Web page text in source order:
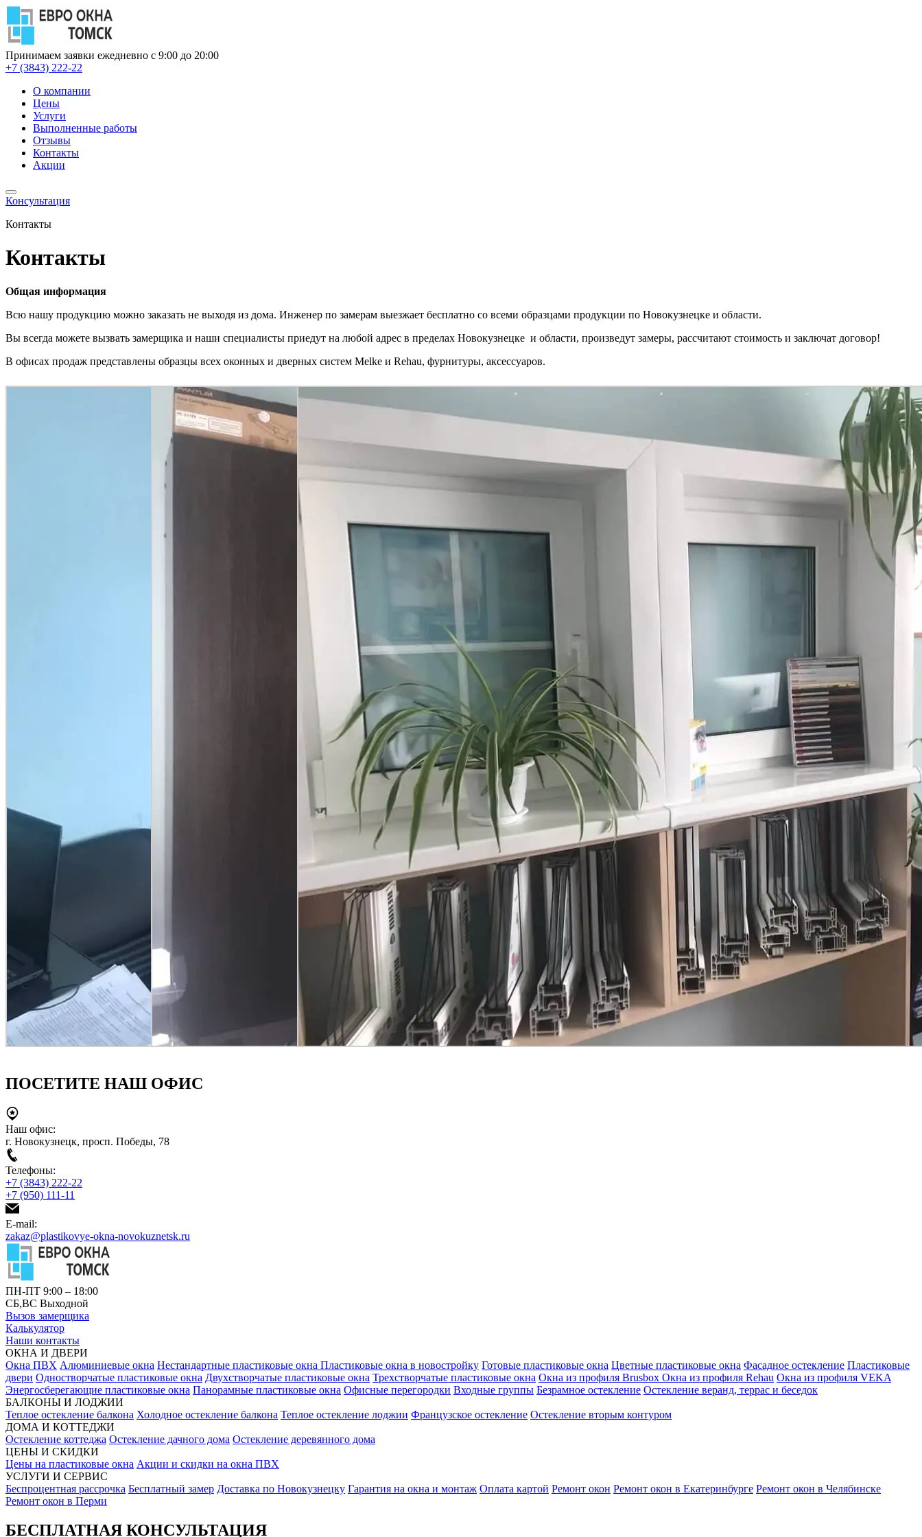
Принимаем заявки ежедневно с 9:00 до 20:00
+7 (3843) 222-22
О компании
Цены
Услуги
Выполненные работы
Отзывы
Контакты
Акции
Консультация
Контакты
Контакты
Общая информация
Всю нашу продукцию можно заказать не выходя из дома. Инженер по замерам выезжает бесплатно со всеми образцами продукции по Новокузнецке и области.
Вы всегда можете вызвать замерщика и наши специалисты приедут на любой адрес в пределах Новокузнецке и области, произведут замеры, рассчитают стоимость и заключат договор!
В офисах продаж представлены образцы всех оконных и дверных систем Melke и Rehau, фурнитуры, аксессуаров.
ПОСЕТИТЕ НАШ ОФИС
Наш офис:
г. Новокузнецк, просп. Победы, 78
Телефоны:
+7 (3843) 222-22
+7 (950) 111-11
E-mail:
zakaz@plastikovye-okna-novokuznetsk.ru
ПН-ПТ 9:00 – 18:00
СБ,ВС Выходной
Вызов замерщика
Калькулятор
Наши контакты
ОКНА И ДВЕРИ
Окна ПВХ Алюминиевые окна Нестандартные пластиковые окна Пластиковые окна в новостройку Готовые пластиковые окна Цветные пластиковые окна Фасадное остекление Пластиковые
двери Одностворчатые пластиковые окна Двухстворчатые пластиковые окна Трехстворчатые пластиковые окна Окна из профиля Brusbox Окна из профиля Rehau Окна из профиля VEKA
Энергосберегающие пластиковые окна Панорамные пластиковые окна Офисные перегородки Входные группы Безрамное остекление Остекление веранд, террас и беседок
БАЛКОНЫ И ЛОДЖИИ
Теплое остекление балкона Холодное остекление балкона Теплое остекление лоджии Французское остекление Остекление вторым контуром
ДОМА И КОТТЕДЖИ
Остекление коттеджа Остекление дачного дома Остекление деревянного дома
ЦЕНЫ И СКИДКИ
Цены на пластиковые окна Акции и скидки на окна ПВХ
УСЛУГИ И СЕРВИС
Беспроцентная рассрочка Бесплатный замер Доставка по Новокузнецку Гарантия на окна и монтаж Оплата картой Ремонт окон Ремонт окон в Екатеринбурге Ремонт окон в Челябинске
Ремонт окон в Перми
БЕСПЛАТНАЯ КОНСУЛЬТАЦИЯ